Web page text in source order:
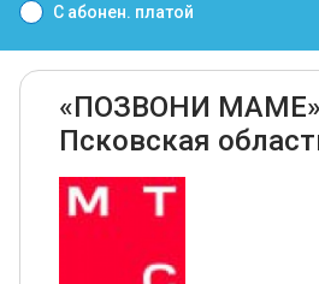
С абонен. платой
«ПОЗВОНИ
Псковская